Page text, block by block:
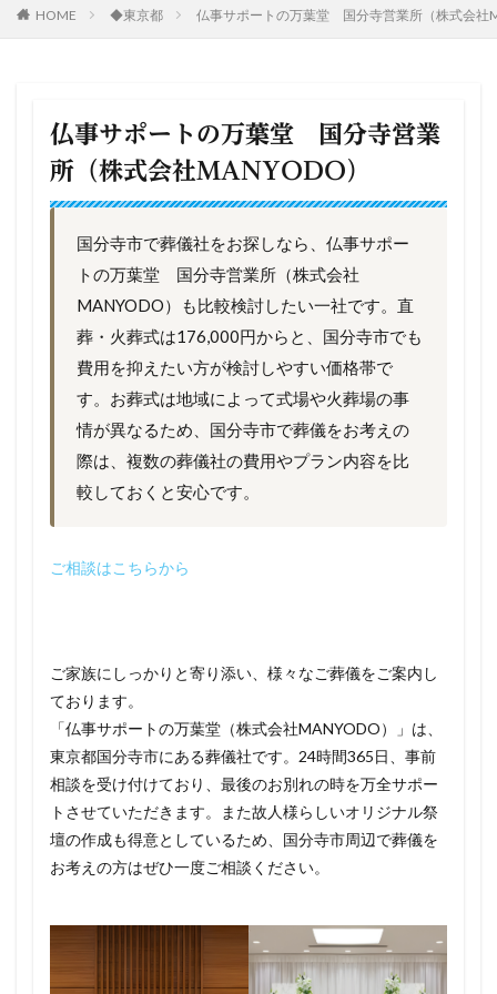
HOME ◆東京都 仏事サポートの万葉堂 国分寺営業所（株式会社
仏事サポートの万葉堂 国分寺営業
所（株式会社MANYODO）
国分寺市で葬儀社をお探しなら、仏事サポー
トの万葉堂 国分寺営業所（株式会社
MANYODO）も比較検討したい一社です。直
葬・火葬式は176,000円からと、国分寺市でも
費用を抑えたい方が検討しやすい価格帯で
す。お葬式は地域によって式場や火葬場の事
情が異なるため、国分寺市で葬儀をお考えの
際は、複数の葬儀社の費用やプラン内容を比
較しておくと安心です。
ご相談はこちらから
ご家族にしっかりと寄り添い、様々なご葬儀をご案内し
ております。
「仏事サポートの万葉堂（株式会社MANYODO）」は、
東京都国分寺市にある葬儀社です。24時間365日、事前
相談を受け付けており、最後のお別れの時を万全サポー
トさせていただきます。また故人様らしいオリジナル祭
壇の作成も得意としているため、国分寺市周辺で葬儀を
お考えの方はぜひ一度ご相談ください。